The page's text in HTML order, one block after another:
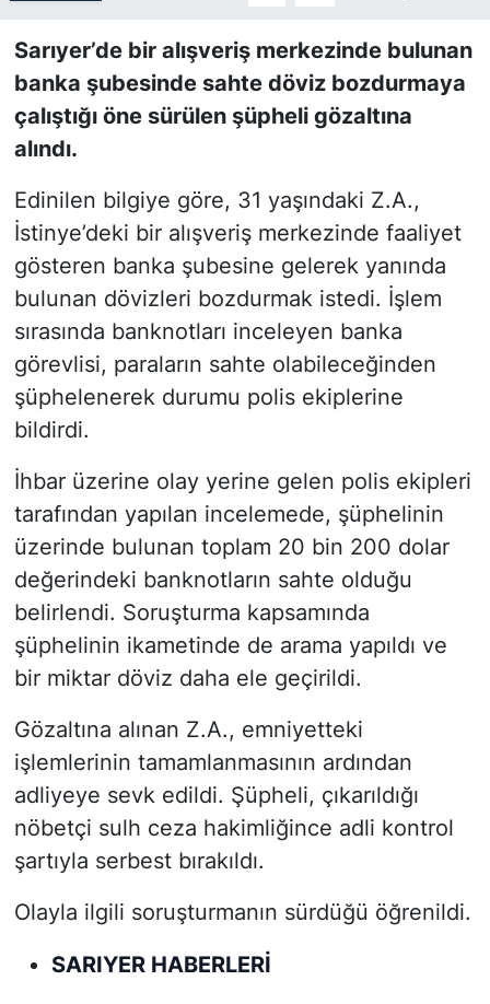
Sarıyer’de bir alışveriş merkezinde bulunan
banka şubesinde sahte döviz bozdurmaya
çalıştığı öne sürülen şüpheli gözaltına
alındı.
Edinilen bilgiye göre, 31 yaşındaki Z.A.,
İstinye’deki bir alışveriş merkezinde faaliyet
gösteren banka şubesine gelerek yanında
bulunan dövizleri bozdurmak istedi. İşlem
sırasında banknotları inceleyen banka
görevlisi, paraların sahte olabileceğinden
şüphelenerek durumu polis ekiplerine
bildirdi.
İhbar üzerine olay yerine gelen polis ekipleri
tarafından yapılan incelemede, şüphelinin
üzerinde bulunan toplam 20 bin 200 dolar
değerindeki banknotların sahte olduğu
belirlendi. Soruşturma kapsamında
şüphelinin ikametinde de arama yapıldı ve
bir miktar döviz daha ele geçirildi.
Gözaltına alınan Z.A., emniyetteki
işlemlerinin tamamlanmasının ardından
adliyeye sevk edildi. Şüpheli, çıkarıldığı
nöbetçi sulh ceza hakimliğince adli kontrol
şartıyla serbest bırakıldı.
Olayla ilgili soruşturmanın sürdüğü öğrenildi.
SARIYER HABERLERİ
SİYASET
SON DAKİKA HABERİ
SPOR
TEKNOLOJİ
TÜRKİYE VE DÜNYA GÜNDEMİ
VİDEO GALERİ
YAŞAM